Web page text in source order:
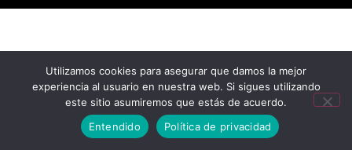
Utilizamos cookies para asegurar que damos la mejor
experiencia al usuario en nuestra web. Si sigues utilizando
este sitio asumiremos que estás de acuerdo.
Entendido
Política de privacidad